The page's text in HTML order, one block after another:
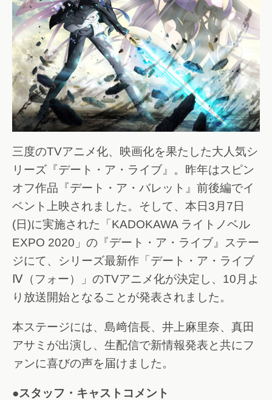
三度のTVアニメ化、映画化を果たした大人気シ
リーズ『デート・ア・ライブ』。昨年はスピン
オフ作品『デート・ア・バレット』前後編でイ
ベント上映されました。そして、本日3月7日
(日)に実施された「KADOKAWA ライトノベル
EXPO 2020」の『デート・ア・ライブ』ステー
ジにて、シリーズ最新作「デート・ア・ライブ
Ⅳ（フォー）」のTVアニメ化が決定し、10月よ
り放送開始となることが発表されました。
本ステージには、島﨑信長、井上麻里奈、真田
アサミが出演し、生配信で新情報発表と共にフ
ァンに喜びの声を届けました。
●スタッフ・キャストコメント